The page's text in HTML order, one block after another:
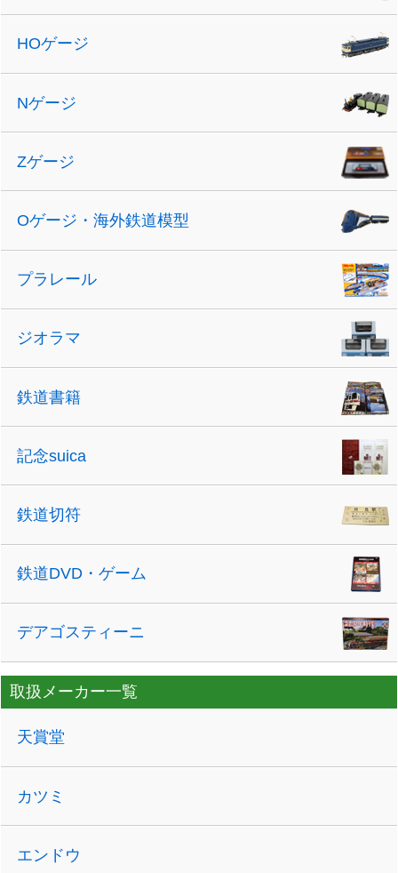
HOゲージ
Nゲージ
Zゲージ
Oゲージ・海外鉄道模型
プラレール
ジオラマ
鉄道書籍
記念suica
鉄道切符
鉄道DVD・ゲーム
デアゴスティーニ
取扱メーカー一覧
天賞堂
カツミ
エンドウ